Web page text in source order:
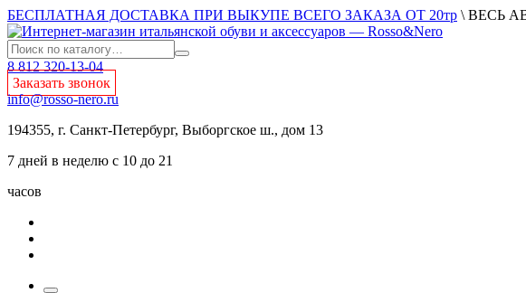
БЕСПЛАТНАЯ ДОСТАВКА ПРИ ВЫКУПЕ ВСЕГО ЗАКАЗА ОТ 20тр \ ВЕСЬ
8 812 320-13-04
Заказать звонок
info@rosso-nero.ru
194355, г. Санкт-Петербург, Выборгское ш., дом 13
7 дней в неделю с 10 до 21
часов